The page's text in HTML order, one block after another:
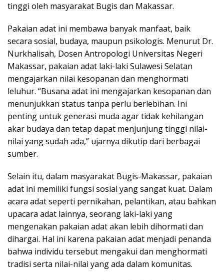
tinggi oleh masyarakat Bugis dan Makassar.
Pakaian adat ini membawa banyak manfaat, baik
secara sosial, budaya, maupun psikologis. Menurut Dr.
Nurkhalisah, Dosen Antropologi Universitas Negeri
Makassar, pakaian adat laki-laki Sulawesi Selatan
mengajarkan nilai kesopanan dan menghormati
leluhur. “Busana adat ini mengajarkan kesopanan dan
menunjukkan status tanpa perlu berlebihan. Ini
penting untuk generasi muda agar tidak kehilangan
akar budaya dan tetap dapat menjunjung tinggi nilai-
nilai yang sudah ada,” ujarnya dikutip dari berbagai
sumber.
Selain itu, dalam masyarakat Bugis-Makassar, pakaian
adat ini memiliki fungsi sosial yang sangat kuat. Dalam
acara adat seperti pernikahan, pelantikan, atau bahkan
upacara adat lainnya, seorang laki-laki yang
mengenakan pakaian adat akan lebih dihormati dan
dihargai. Hal ini karena pakaian adat menjadi penanda
bahwa individu tersebut mengakui dan menghormati
tradisi serta nilai-nilai yang ada dalam komunitas.